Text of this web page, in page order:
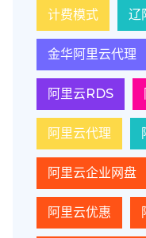
计费模式 辽
金华阿里云代理
阿里云RDS
阿里云代理
阿里云企业网盘
阿里云优惠